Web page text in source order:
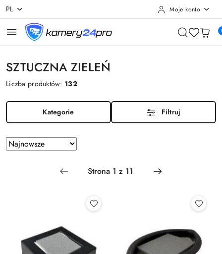
Przejdź do treści głównej
Przejdź do wyszukiwarki
Przejdź do moje konto
Przejdź do menu głównego
Przejdź do stopki
PL Moje konto
SZTUCZNA ZIELEŃ
Liczba produktów: 132
Kategorie Filtruj
Zastosowano
sortowanie:
Sortuj
według